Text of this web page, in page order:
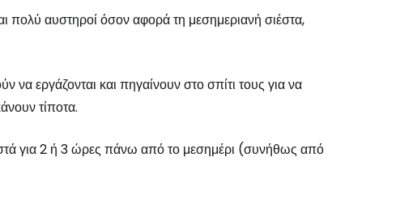
πολύ αυστηροί όσον αφορά τη μεσημεριανή σιέστα,
να εργάζονται και πηγαίνουν στο σπίτι τους για να
τίποτα.
για 2 ή 3 ώρες πάνω από το μεσημέρι (συνήθως από